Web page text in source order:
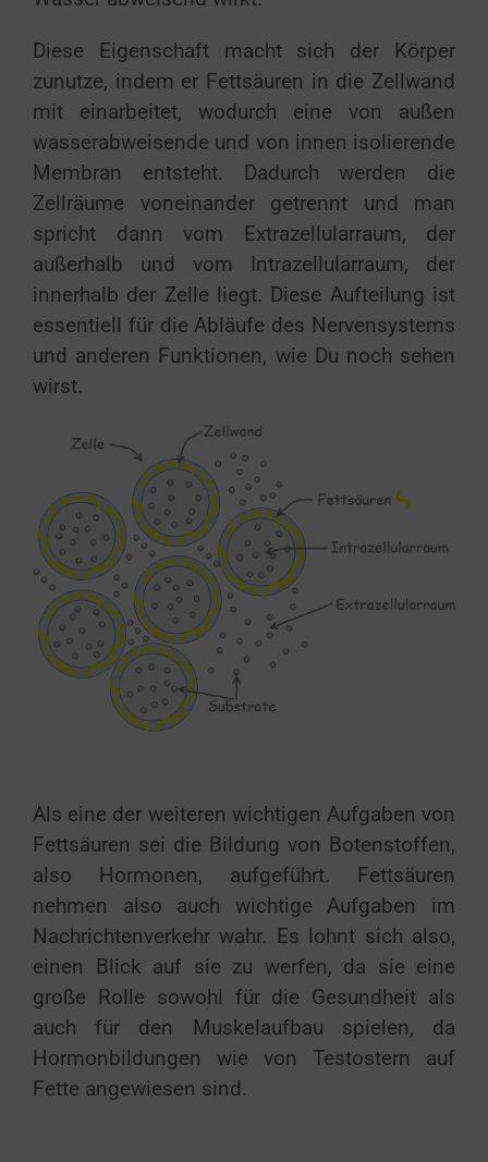
Diese Eigenschaft macht sich der Körper
zunutze, indem er Fettsäuren in die Zellwand
mit einarbeitet, wodurch eine von außen
wasserabweisende und von innen isolierende
Membran entsteht. Dadurch werden die
Zellräume voneinander getrennt und man
spricht dann vom Extrazellularraum, der
außerhalb und vom Intrazellularraum, der
innerhalb der Zelle liegt. Diese Aufteilung ist
essentiell für die Abläufe des Nervensystems
und anderen Funktionen, wie Du noch sehen
wirst.
Als eine der weiteren wichtigen Aufgaben von
Fettsäuren sei die Bildung von Botenstoffen,
also Hormonen, aufgeführt. Fettsäuren
nehmen also auch wichtige Aufgaben im
Nachrichtenverkehr wahr. Es lohnt sich also,
einen Blick auf sie zu werfen, da sie eine
große Rolle sowohl für die Gesundheit als
auch für den Muskelaufbau spielen, da
Hormonbildungen wie von Testostern auf
Fette angewiesen sind.